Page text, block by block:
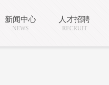
新闻中心
NEWS
人才招聘
RECRUIT